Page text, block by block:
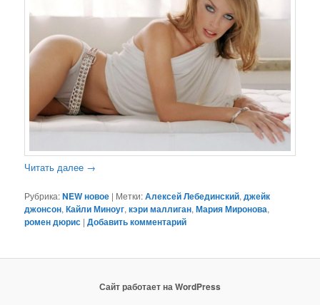
Читать далее →
Рубрика:NEW новое | Метки:Алексей Лебединский,джейк
джонсон,Кайли Миноуг,кэри маллиган,Мария Миронова,
ромен дюрис |Добавить комментарий
Сайт работает на WordPress